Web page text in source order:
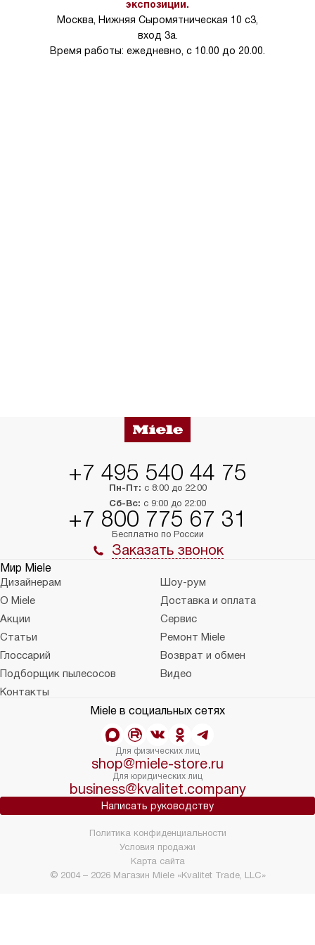
экспозиции.
Москва, Нижняя Сыромятническая 10 с3,
вход 3а.
Время работы: ежедневно, с 10.00 до 20.00.
+7 495 540 44 75
Пн-Пт: с 8:00 до 22:00
Сб-Вс: с 9:00 до 22:00
+7 800 775 67 31
Бесплатно по России
Заказать звонок
Мир Miele
Дизайнерам
Шоу-рум
О Miele
Доставка и оплата
Акции
Сервис
Статьи
Ремонт Miele
Глоссарий
Возврат и обмен
Подборщик пылесосов
Видео
Контакты
Miele в социальных сетях
Для физических лиц
shop@miele-store.ru
Для юридических лиц
business@kvalitet.company
Написать руководству
© 2004 – 2026 Магазин Miele «Kvalitet Trade, LLC»
Политика конфиденциальности
Условия продажи
Карта сайта